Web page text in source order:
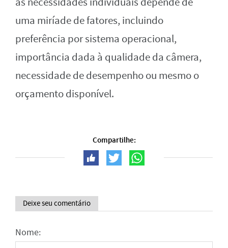
uma miríade de fatores, incluindo
preferência por sistema operacional,
importância dada à qualidade da câmera,
necessidade de desempenho ou mesmo o
orçamento disponível.
Compartilhe:
Deixe seu comentário
Nome: